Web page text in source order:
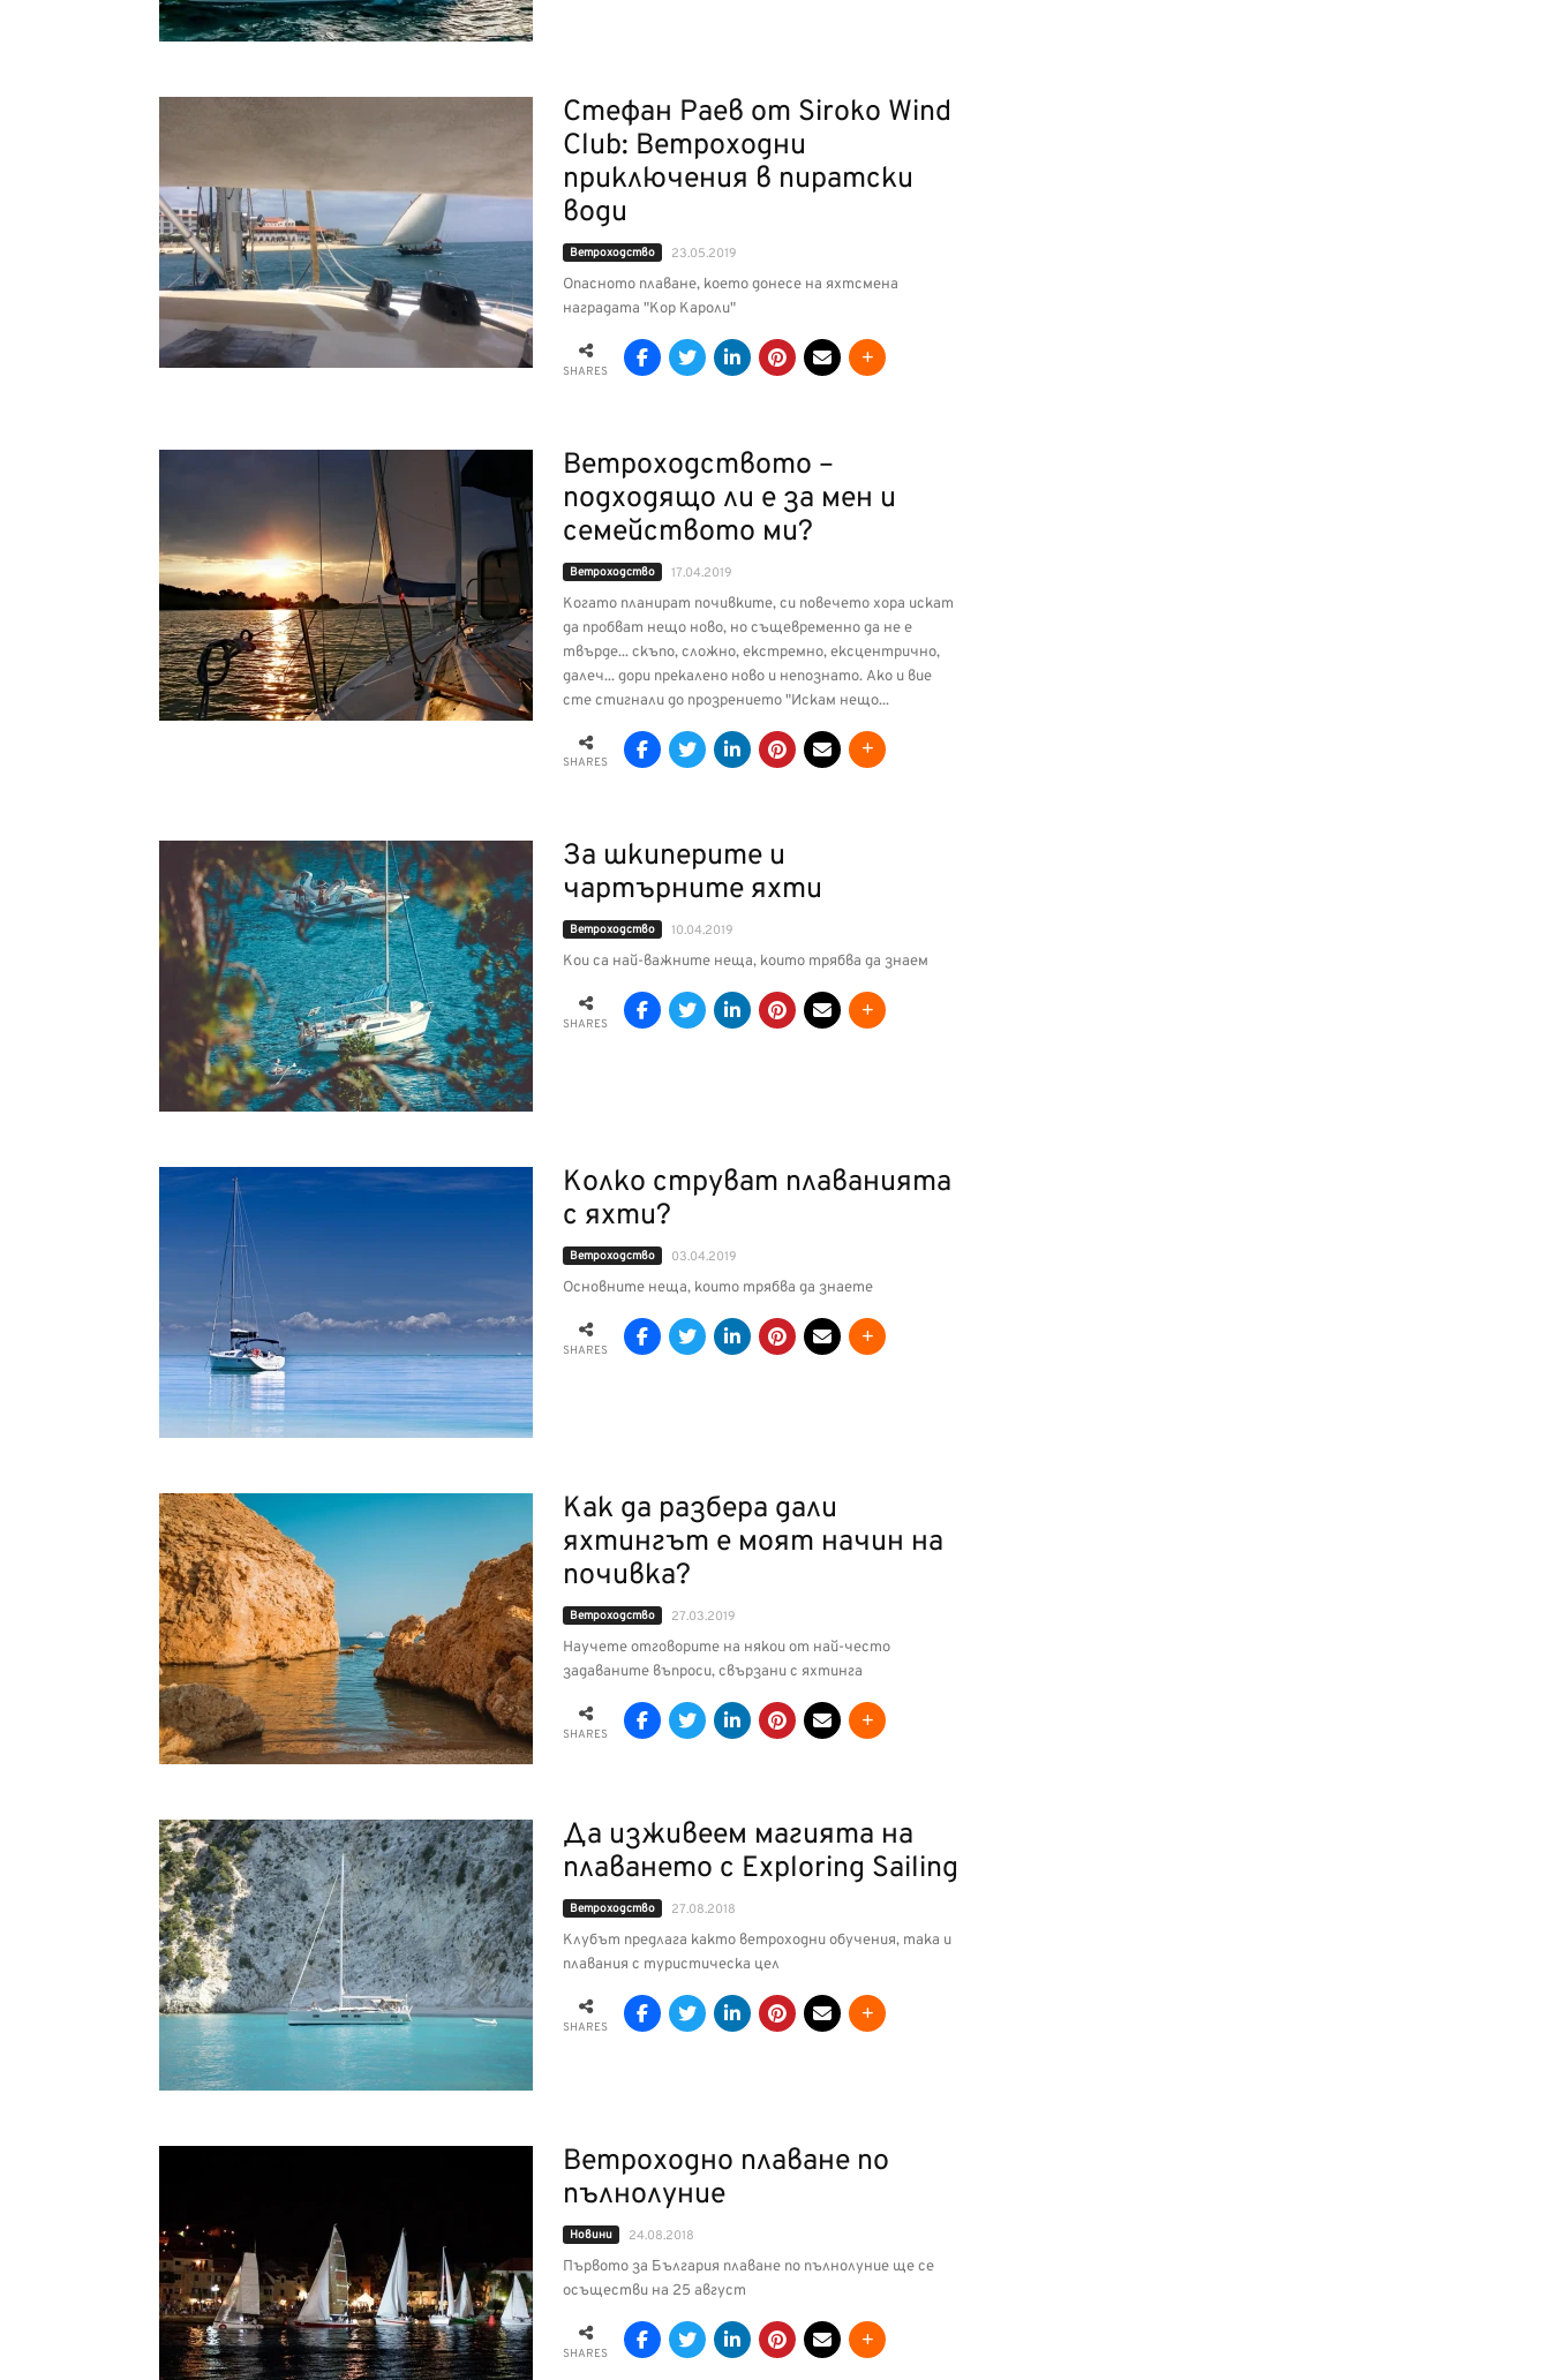
Стефан Раев от Siroko Wind
Club: Ветроходни
приключения в пиратски
води
Ветроходство 23.05.2019
Опасното плаване, което донесе на яхтсмена
наградата "Кор Кароли"
SHARES
Ветроходството –
подходящо ли е за мен и
семейството ми?
Ветроходство 17.04.2019
Когато планират почивките, си повечето хора искат
да пробват нещо ново, но същевременно да не е
твърде... скъпо, сложно, екстремно, ексцентрично,
далеч... дори прекалено ново и непознато. Ако и вие
сте стигнали до прозрението "Искам нещо...
SHARES
За шкиперите и
чартърните яхти
Ветроходство 10.04.2019
Кои са най-важните неща, които трябва да знаем
SHARES
Колко струват плаванията
с яхти?
Ветроходство 03.04.2019
Основните неща, които трябва да знаете
SHARES
Как да разбера дали
яхтингът е моят начин на
почивка?
Ветроходство 27.03.2019
Научете отговорите на някои от най-често
задаваните въпроси, свързани с яхтинга
SHARES
Да изживеем магията на
плаването с Exploring Sailing
Ветроходство 27.08.2018
Клубът предлага както ветроходни обучения, така и
плавания с туристическа цел
SHARES
Ветроходно плаване по
пълнолуние
Новини 24.08.2018
Първото за България плаване по пълнолуние ще се
осъществи на 25 август
SHARES